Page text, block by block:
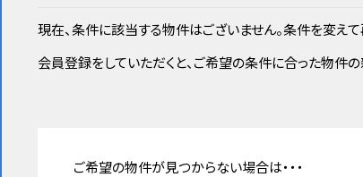
現在、条件に該当する物件はございません。条件を変え
会員登録をしていただくと、ご希望の条件に合った物件
ご希望の物件が見つからない場合は・・・